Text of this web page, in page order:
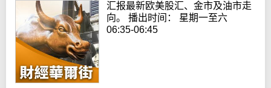
汇报最新欧美股汇、金市及油市走
向。 播出时间： 星期一至六
06:35-06:45